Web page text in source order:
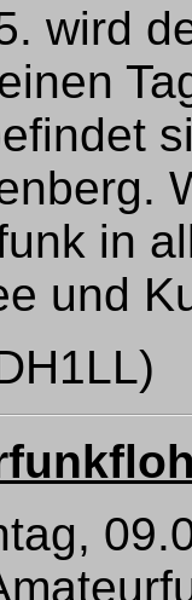
wird
in
und